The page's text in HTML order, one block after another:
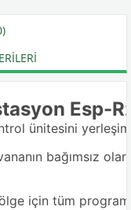
Esp-
ünitesini
bağımsız
için tüm